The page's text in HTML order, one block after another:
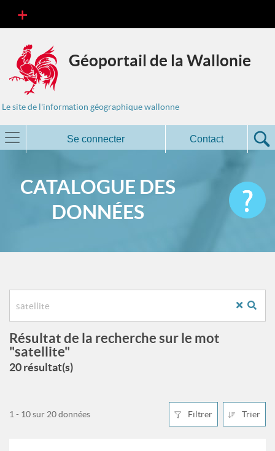
Géoportail de la Wallonie
Le site de l'information géographique wallonne
Se connecter Contact
CATALOGUE DES
DONNÉES
Résultat de la recherche sur le mot
"satellite"
20 résultat(s)
Filtrer Trier
1 - 10 sur 20 données